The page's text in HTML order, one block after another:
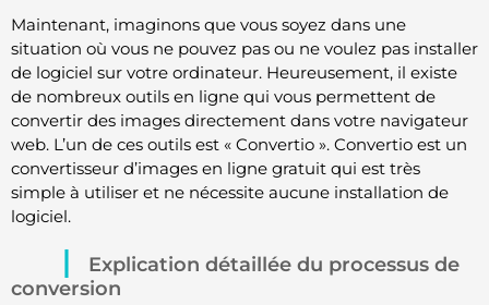
Maintenant, imaginons que vous soyez dans une
situation où vous ne pouvez pas ou ne voulez pas installer
de logiciel sur votre ordinateur. Heureusement, il existe
de nombreux outils en ligne qui vous permettent de
convertir des images directement dans votre navigateur
web. L’un de ces outils est « Convertio ». Convertio est un
convertisseur d’images en ligne gratuit qui est très
simple à utiliser et ne nécessite aucune installation de
logiciel.
Explication détaillée du processus de
conversion